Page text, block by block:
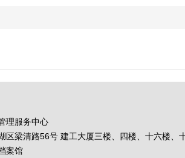
理服务中心
区梁清路56号 建工大厦三楼、四楼、十六楼、
案馆